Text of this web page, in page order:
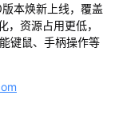
本焕新上线，覆盖
资源占用更低，
键鼠、手柄操作等